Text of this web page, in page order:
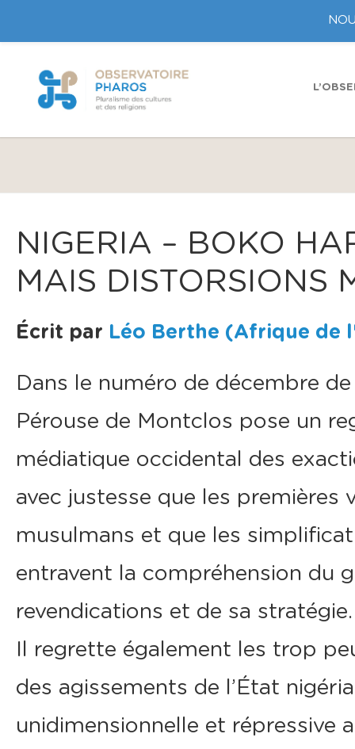
NIGERIA – BOKO
MAIS DISTORSIONS
Écrit par Léo Berthe (Afrique de
Dans le numéro de décembre
Pérouse de Montclos pose un
médiatique occidental des
avec justesse que les premières
musulmans et que les
entravent la compréhension du
revendications et de sa stratégie.
Il regrette également les trop
des agissements de l’État
unidimensionnelle et répressive